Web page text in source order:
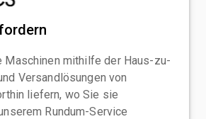
Maschinen mithilfe der Haus-zu-
Versandlösungen von
liefern, wo Sie sie
Rundum-Service